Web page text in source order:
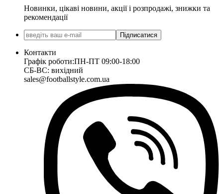
Новинки, цікаві новини, акції і розпродажі, знижки та
рекомендації
Підписатися
Контакти
Графік роботи:ПН-ПТ 09:00-18:00
СБ-ВС: вихідний
sales@footballstyle.com.ua